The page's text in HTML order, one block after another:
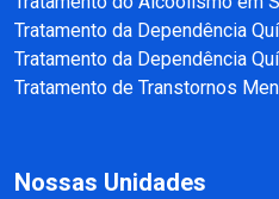
Tratamento da Dependência
Tratamento da Dependência
Tratamento de Transtornos
Nossas Unidades